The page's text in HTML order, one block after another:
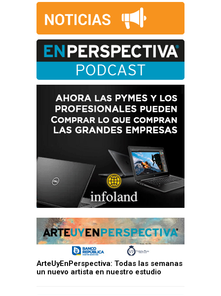
ArteUyEnPerspectiva: Todas las semanas
un nuevo artista en nuestro estudio